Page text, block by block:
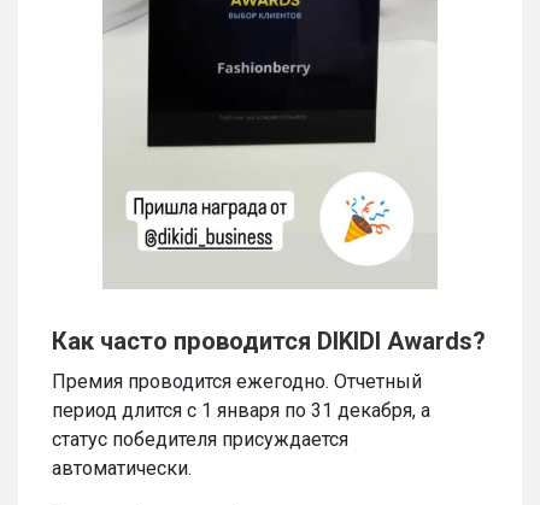
Как часто проводится DIKIDI Awards?
Премия проводится ежегодно. Отчетный
период длится с 1 января по 31 декабря, а
статус победителя присуждается
автоматически.